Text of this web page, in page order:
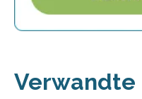
Verwandte